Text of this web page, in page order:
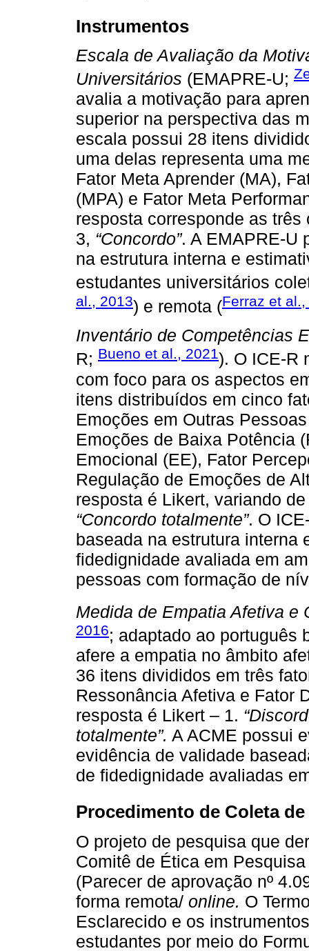
Instrumentos
Escala de Avaliação da
Universitários (EMAPRE-U;
avalia a motivação para
superior na perspectiva das
escala possui 28 itens
uma delas representa uma
Fator Meta Aprender (MA),
(MPA) e Fator Meta
resposta corresponde as
3, “Concordo”. A EMAPRE-U
na estrutura interna e
estudantes universitários
al., 2013) e remota (Ferraz et
Inventário de Competências
R; Bueno et al., 2021). O ICE-R
com foco para os aspectos
itens distribuídos em cinco
Emoções em Outras
Emoções de Baixa Potência
Emocional (EE), Fator
Regulação de Emoções de
resposta é Likert, variando
“Concordo totalmente”. O
baseada na estrutura interna
fidedignidade avaliada em
pessoas com formação de
Medida de Empatia Afetiva e
2016; adaptado ao português
afere a empatia no âmbito
36 itens divididos em três
Ressonância Afetiva e Fator
resposta é Likert – 1.
totalmente”. A ACME possui
evidência de validade
de fidedignidade avaliadas
Procedimento de Coleta
O projeto de pesquisa que
Comitê de Ética em
(Parecer de aprovação nº
forma remota/ online. O
Esclarecido e os
estudantes por meio do